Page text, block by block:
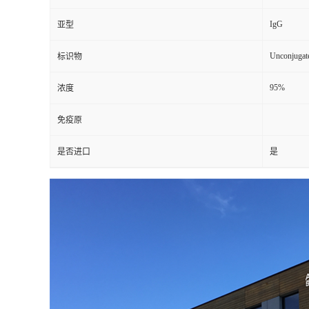
亚型 IgG
标识物
浓度 95%
免疫原
是否进口 是